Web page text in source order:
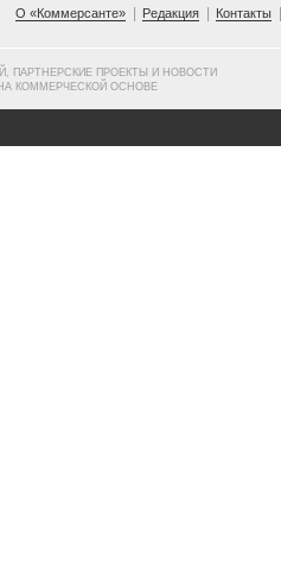
О «Коммерсанте»
Редакция Контакты
ПАРТНЕРСКИЕ ПРОЕКТЫ И НОВОСТИ
КОММЕРЧЕСКОЙ ОСНОВЕ